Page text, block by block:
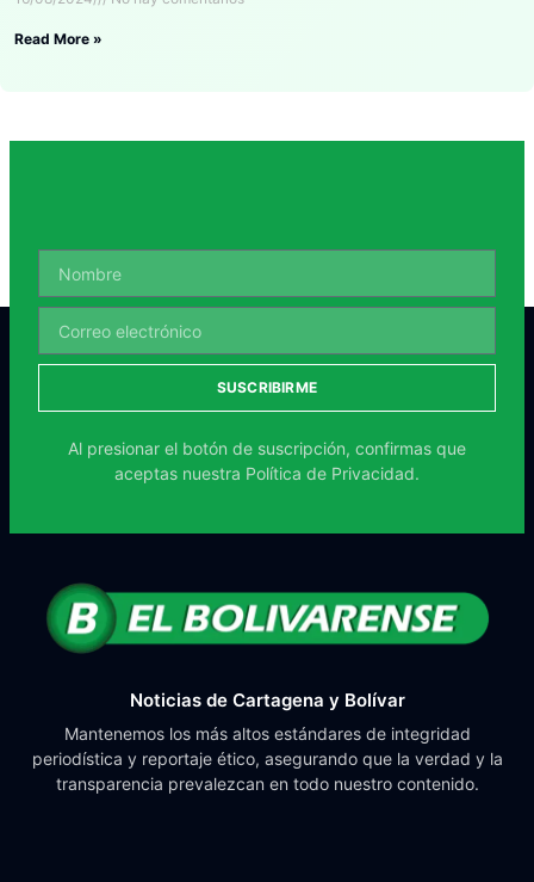
Read More »
SUSCRIBIRME
Al presionar el botón de suscripción, confirmas que
aceptas nuestra Política de Privacidad.
Noticias de Cartagena y Bolívar
Mantenemos los más altos estándares de integridad
periodística y reportaje ético, asegurando que la verdad y la
transparencia prevalezcan en todo nuestro contenido.